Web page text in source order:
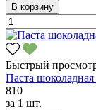
В корзину
Быстрый
Паста
810
за 1 шт.